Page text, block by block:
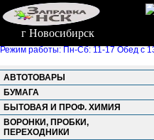
г Новосибирск
Режим работы: Пн-Сб: 11-17 Обед с
АВТОТОВАРЫ
БУМАГА
БЫТОВАЯ И ПРОФ. ХИМИЯ
ВОРОНКИ, ПРОБКИ,
ПЕРЕХОДНИКИ